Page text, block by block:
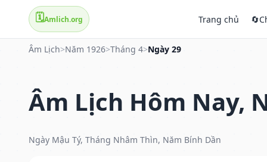
🗓️Amlich.org Trang chủ 🔄
Âm Lịch>Năm 1926>Tháng 4>Ngày 29
Âm Lịch Hôm Nay,
Ngày Mậu Tý, Tháng Nhâm Thìn, Năm Bính Dần